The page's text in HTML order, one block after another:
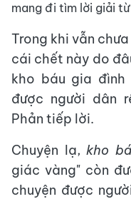
mang đi tìm lời giải
Trong khi vẫn
cái chết này do
kho báu gia
được người dân
Phản tiếp lời.
Chuyện lạ,kho
giác vàng" còn
chuyện được